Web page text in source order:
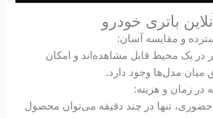
باتری خودرو
و مقایسه آسان:
در یک محیط قابل مشاهده‌اند و امکان
میان مدل‌ها وجود دارد.
در زمان و هزینه:
حضوری، تنها در چند دقیقه می‌توان محصول